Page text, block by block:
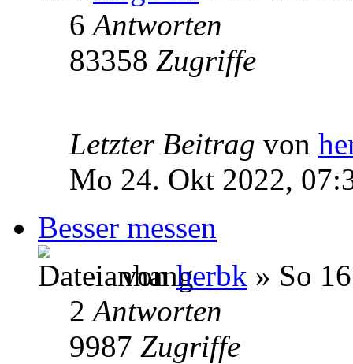
6Antworten
83358 Zugriffe
Letzter Beitrag von
Mo 24. Okt 2022,
Besser messen
vonherbk » So
2Antworten
9987 Zugriffe